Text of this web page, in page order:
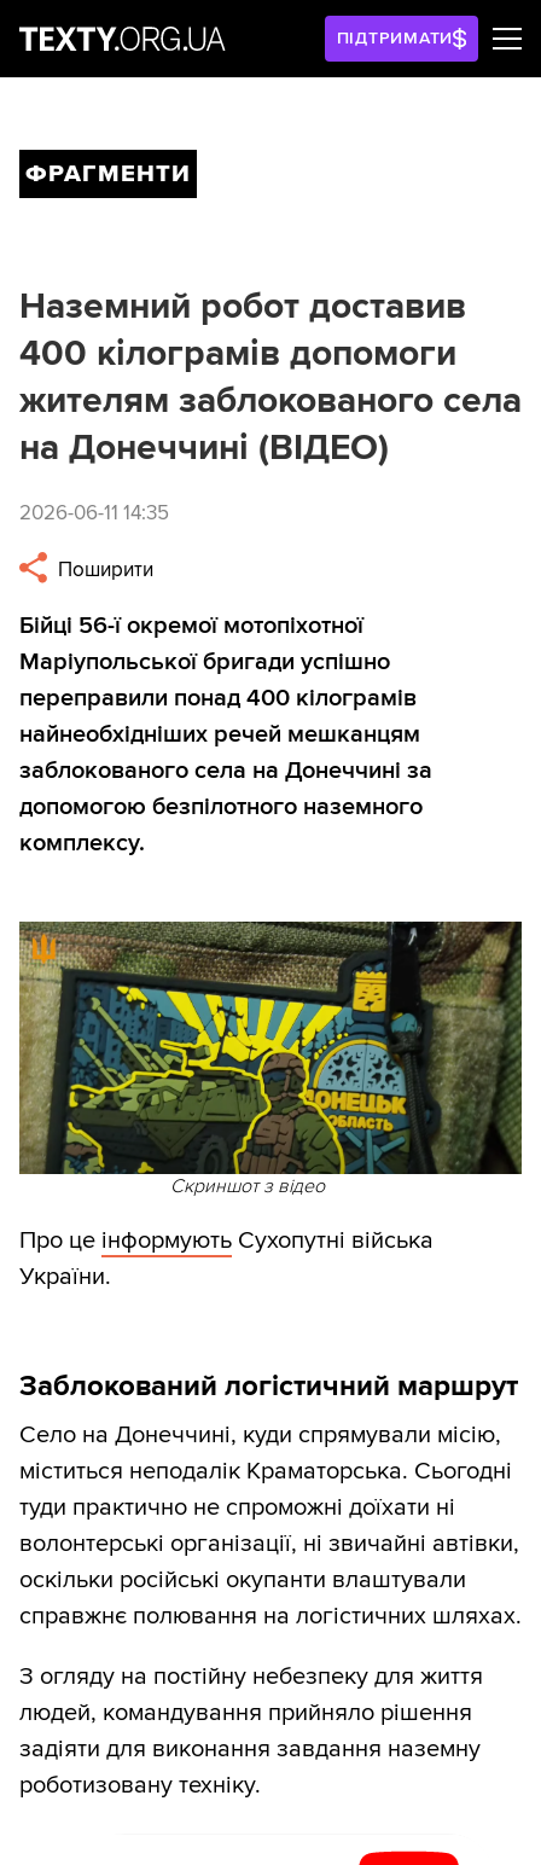
ПІДТРИМАТИ
ФРАГМЕНТИ
Наземний робот доставив
400 кілограмів допомоги
жителям заблокованого села
на Донеччині (ВІДЕО)
2026-06-11 14:35
Поширити
Бійці 56-ї окремої мотопіхотної
Маріупольської бригади успішно
переправили понад 400 кілограмів
найнеобхідніших речей мешканцям
заблокованого села на Донеччині за
допомогою безпілотного наземного
комплексу.
Скриншот з відео
Про це інформують Сухопутні війська
України.
Заблокований логістичний маршрут
Село на Донеччині, куди спрямували місію,
міститься неподалік Краматорська. Сьогодні
туди практично не спроможні доїхати ні
волонтерські організації, ні звичайні автівки,
оскільки російські окупанти влаштували
справжнє полювання на логістичних шляхах.
З огляду на постійну небезпеку для життя
людей, командування прийняло рішення
задіяти для виконання завдання наземну
роботизовану техніку.